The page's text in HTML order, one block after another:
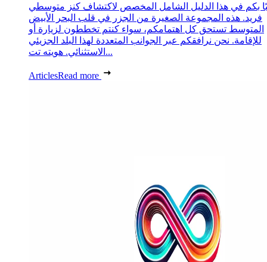
بكم في هذا الدليل الشامل المخصص لاكتشاف كنز متوسطي
فريد. هذه المجموعة الصغيرة من الجزر في قلب البحر الأبيض
المتوسط تستحق كل اهتمامكم، سواء كنتم تخططون لزيارة أو
للإقامة. نحن نرافقكم عبر الجوانب المتعددة لهذا البلد الجزيئي
الاستثنائي. هويته تت...
ArticlesRead more